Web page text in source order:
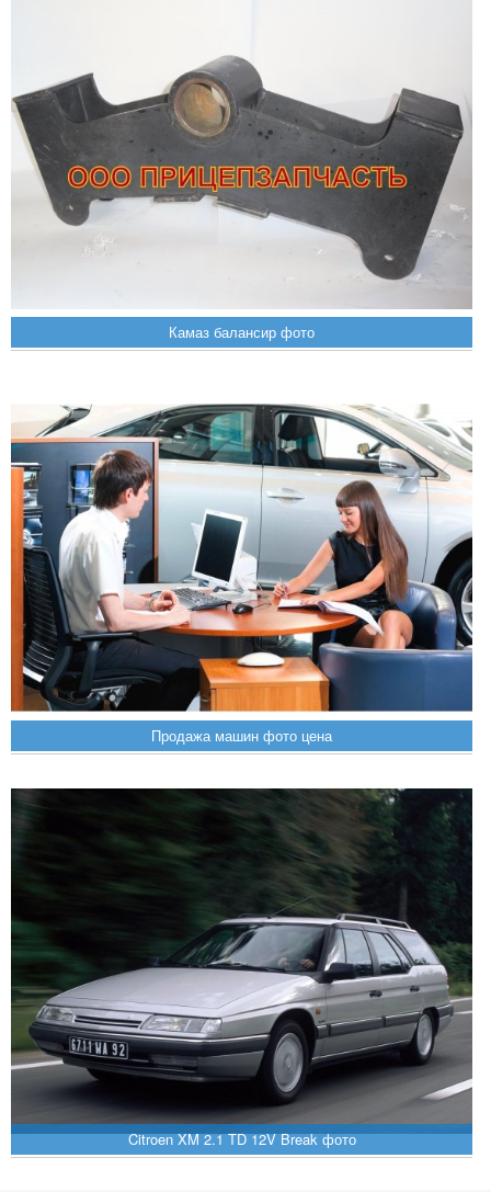
Камаз балансир фото
Продажа машин фото цена
Citroen XM 2.1 TD 12V Break фото